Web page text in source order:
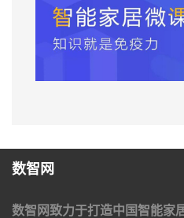
数智网
数智网致力于打造中国智能家